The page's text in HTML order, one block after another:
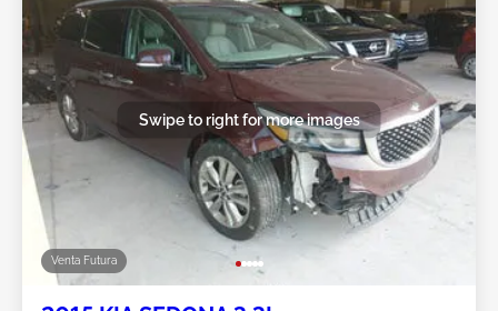
Venta Futura
Swipe to right for more images